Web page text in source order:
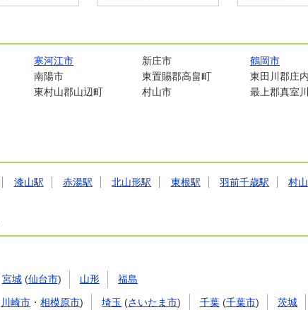
寒河江市 新庄市
鶴岡市
南陽市 東置賜郡高畠町
東田川郡庄
東村山郡山辺町 村山市
最上郡真室
漆山駅 赤湯駅 北山形駅 東根駅 羽前千歳駅 村
宮城(仙台市) 山形 福島
川崎市 ・相模原市) 埼玉 (さいたま市) 千葉(千葉市)
茨城